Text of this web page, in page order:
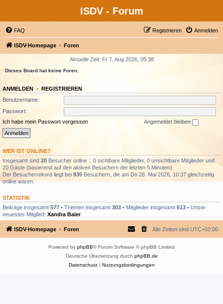
ISDV - Forum
FAQ Anmelden
Registrieren
ISDV-Homepage Foren
Aktuelle Zeit: Fr 7. Aug 2026, 05:38
Dieses Board hat keine Foren.
ANMELDEN • REGISTRIEREN
Benutzername:
Passwort:
Ich habe mein Passwort vergessen
Angemeldet bleiben
WER IST ONLINE?
Insgesamt sind 20 Besucher online :: 0 sichtbare Mitglieder, 0 unsichtbare Mitglieder und
20 Gäste (basierend auf den aktiven Besuchern der letzten 5 Minuten)
Der Besucherrekord liegt bei 935 Besuchern, die am Do 28. Mai 2026, 10:37 gleichzeitig
online waren.
STATISTIK
Beiträge insgesamt 577 • Themen insgesamt 303 • Mitglieder insgesamt 613 • Unser
neuestes Mitglied: Xandra Baier
ISDV-Homepage Foren Alle Zeiten sind UTC+02:00
Powered by phpBB® Forum Software © phpBB Limited
Deutsche Übersetzung durch phpBB.de
Datenschutz| Nutzungsbedingungen